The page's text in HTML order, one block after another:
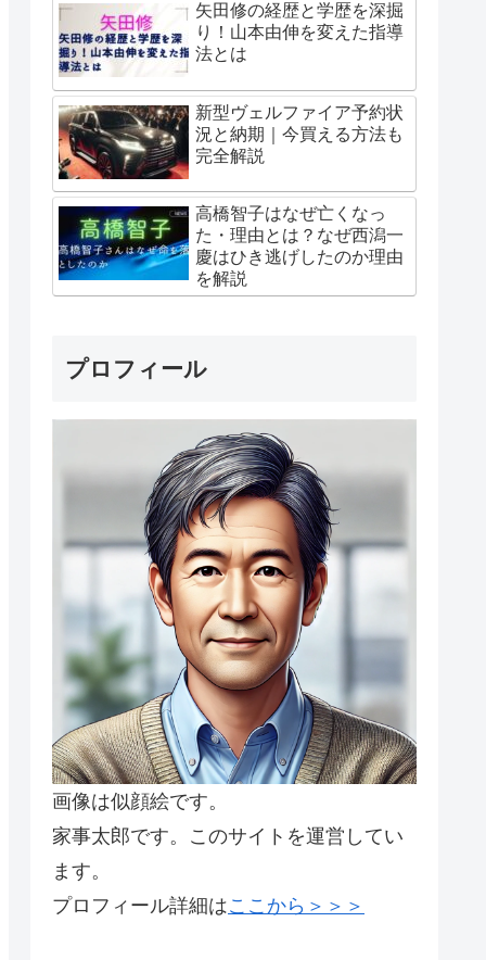
矢田修の経歴と学歴を深掘
り！山本由伸を変えた指導
法とは
新型ヴェルファイア予約状
況と納期｜今買える方法も
完全解説
高橋智子はなぜ亡くなっ
た・理由とは？なぜ西潟一
慶はひき逃げしたのか理由
を解説
プロフィール
画像は似顔絵です。
家事太郎です。このサイトを運営してい
ます。
プロフィール詳細はここから＞＞＞